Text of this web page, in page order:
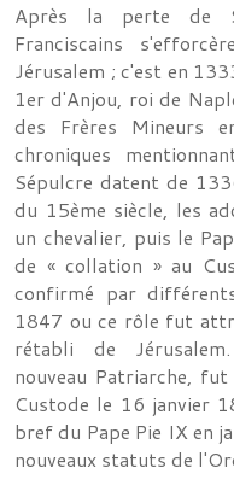
Après la perte de
Franciscains
Jérusalem ; c'est en
1er d'Anjou, roi de
des Frères Mineurs
chroniques
Sépulcre datent de
du 15ème siècle, les
un chevalier, puis le
de « collation » au
confirmé par
1847 ou ce rôle fut
rétabli de
nouveau Patriarche,
Custode le 16 janvier
bref du Pape Pie IX en
nouveaux statuts de